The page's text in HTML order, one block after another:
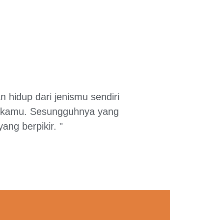
hidup dari jenismu sendiri
Sesungguhnya yang
berpikir. "